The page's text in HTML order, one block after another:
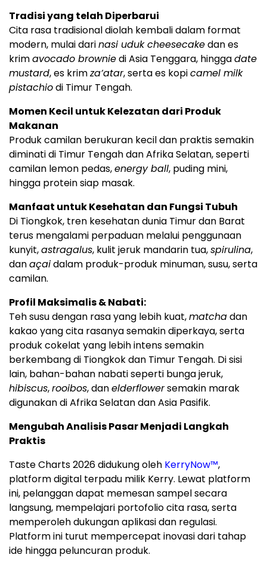
Tradisi yang telah Diperbarui
Cita rasa tradisional diolah kembali dalam format
modern, mulai darinasi uduk cheesecakedan es
krimavocado browniedi Asia Tenggara, hinggadate
mustard, es krimza’atar, serta es kopicamel milk
pistachiodi Timur Tengah.
Momen Kecil untuk Kelezatan dari Produk
Makanan
Produk camilan berukuran kecil dan praktis semakin
diminati di Timur Tengah dan Afrika Selatan, seperti
camilan lemon pedas,energy ball, puding mini,
hingga protein siap masak.
Manfaat untuk Kesehatan dan Fungsi Tubuh
Di Tiongkok, tren kesehatan dunia Timur dan Barat
terus mengalami perpaduan melalui penggunaan
kunyit,astragalus, kulit jeruk mandarin tua,spirulina,
danaçaidalam produk-produk minuman, susu, serta
camilan.
Profil Maksimalis & Nabati:
Teh susu dengan rasa yang lebih kuat,matchadan
kakao yang cita rasanya semakin diperkaya, serta
produk cokelat yang lebih intens semakin
berkembang di Tiongkok dan Timur Tengah. Di sisi
lain, bahan-bahan nabati seperti bunga jeruk,
hibiscus,rooibos, danelderflowersemakin marak
digunakan di Afrika Selatan dan Asia Pasifik.
Mengubah Analisis Pasar Menjadi Langkah
Praktis
Taste Charts 2026 didukung oleh KerryNow™,
platform digital terpadu milik Kerry. Lewat platform
ini, pelanggan dapat memesan sampel secara
langsung, mempelajari portofolio cita rasa, serta
memperoleh dukungan aplikasi dan regulasi.
Platform ini turut mempercepat inovasi dari tahap
ide hingga peluncuran produk.